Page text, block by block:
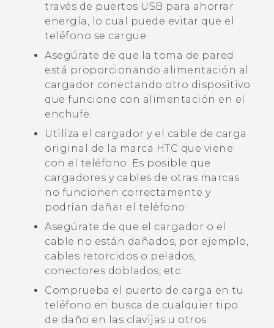
través de puertos USB para ahorrar
energía, lo cual puede evitar que el
teléfono se cargue.
Asegúrate de que la toma de pared
está proporcionando alimentación al
cargador conectando otro dispositivo
que funcione con alimentación en el
enchufe.
Utiliza el cargador y el cable de carga
original de la marca HTC que viene
con el teléfono. Es posible que
cargadores y cables de otras marcas
no funcionen correctamente y
podrían dañar el teléfono.
Asegúrate de que el cargador o el
cable no están dañados, por ejemplo,
cables retorcidos o pelados,
conectores doblados, etc.
Comprueba el puerto de carga en tu
teléfono en busca de cualquier tipo
de daño en las clavijas u otros